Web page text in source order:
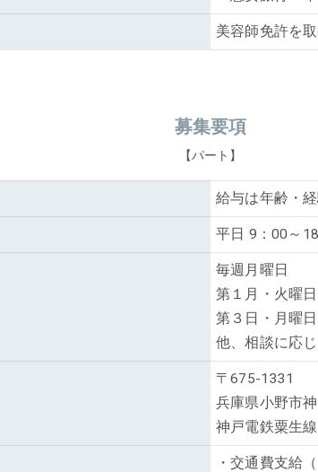
美容師免許を
募集要項
【パート】
給与は年齢・
平日 9：00～
毎週月曜日
第１月・火曜
第３日・月曜
他、相談に応
〒675-1331
兵庫県小野市
神戸電鉄粟生
・交通費支給